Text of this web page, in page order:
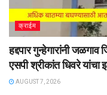
क्राईम
हद्दपार गुन्हेगारांनी
एसपी श्रीकांत धिवरे यांचा
AUGUST 7, 2026